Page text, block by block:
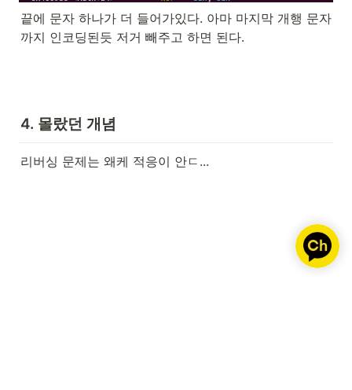
끝에 문자 하나가 더 들어가있다. 아마 마지막 개행 문자
까지 인코딩된듯 저거 빼주고 하면 된다.
4. 몰랐던 개념
리버싱 문제는 왜케 적응이 안ㄷ...